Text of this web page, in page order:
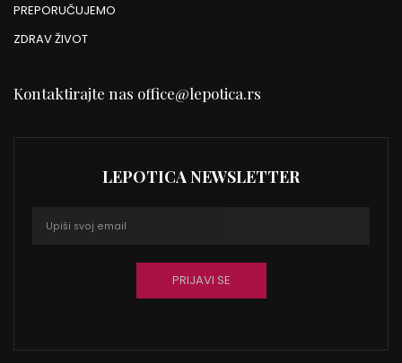
PREPORUČUJEMO
ZDRAV ŽIVOT
Kontaktirajte nas office@lepotica.rs
LEPOTICA NEWSLETTER